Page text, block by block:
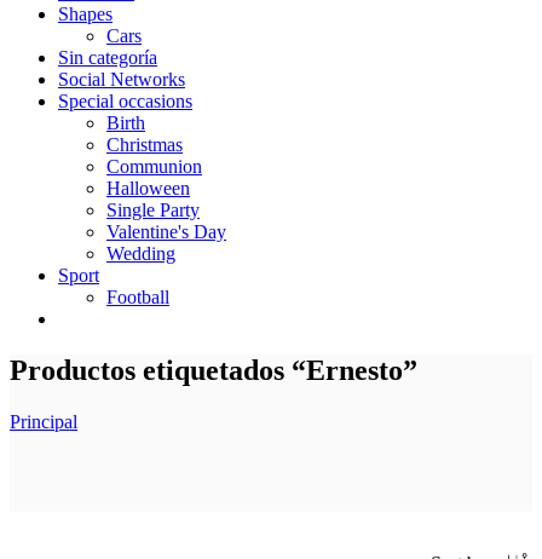
Shapes
Cars
Sin categoría
Social Networks
Special occasions
Birth
Christmas
Communion
Halloween
Single Party
Valentine's Day
Wedding
Sport
Football
Productos etiquetados “Ernesto”
Principal